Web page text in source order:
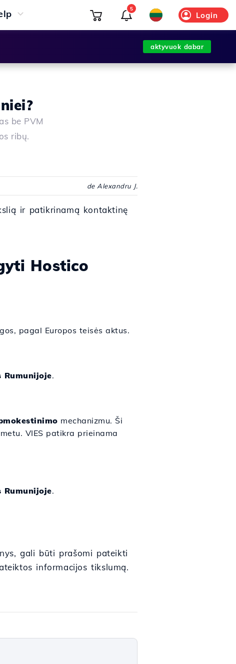
Login
5
aktyvuok dabar
be PVM
ribų.
de Alexandru J.
ir patikrinamą kontaktinę
Hostico
pagal Europos teisės aktus.
Rumunijoje.
mechanizmu. Ši
VIES patikra prieinama
Rumunijoje.
gali būti prašomi pateikti
informacijos tikslumą.